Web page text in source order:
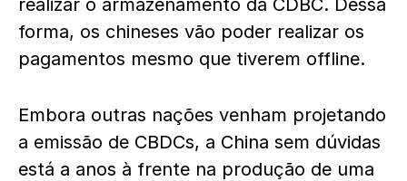
realizar o armazenamento da CDBC. Dessa
forma, os chineses vão poder realizar os
pagamentos mesmo que tiverem offline.
Embora outras nações venham projetando
a emissão de CBDCs, a China sem dúvidas
está a anos à frente na produção de uma